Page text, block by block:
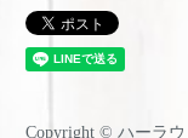
Copyright © ハーラウ